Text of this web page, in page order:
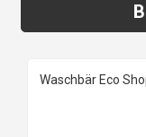
Waschbär Eco